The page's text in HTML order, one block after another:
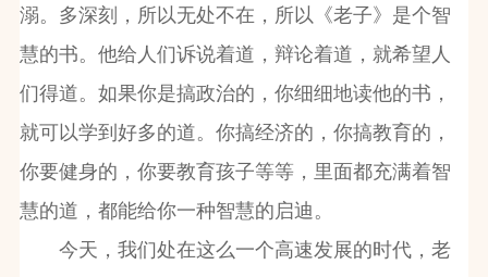
溺。多深刻，所以无处不在，所以《老子》是个智
慧的书。他给人们诉说着道，辩论着道，就希望人
们得道。如果你是搞政治的，你细细地读他的书，
就可以学到好多的道。你搞经济的，你搞教育的，
你要健身的，你要教育孩子等等，里面都充满着智
慧的道，都能给你一种智慧的启迪。
今天，我们处在这么一个高速发展的时代，老